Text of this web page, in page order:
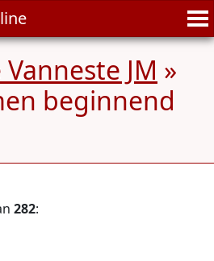
JM »
beginnend
282: